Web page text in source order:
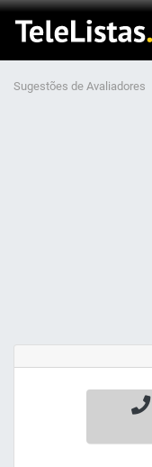
Sugestões de Avaliadores